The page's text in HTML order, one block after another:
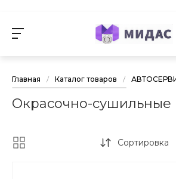
Главная / Каталог товаров /
Окрасочно-сушильные
Сортировка